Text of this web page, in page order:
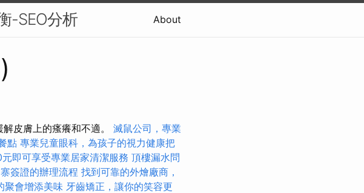
-SEO分析 About
皮膚上的瘙癢和不適。 滅鼠公司，專業
點 專業兒童眼科，為孩子的視力健康把
即可享受專業居家清潔服務 頂樓漏水問
簽證的辦理流程 找到可靠的外燴廠商，
聚會增添美味 牙齒矯正，讓你的笑容更